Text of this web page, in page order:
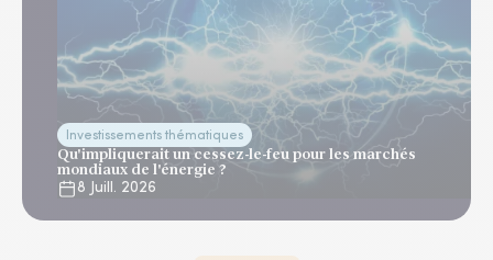
Investissements thématiques
Qu'impliquerait un cessez-le-feu pour les marchés
mondiaux de l'énergie ?
8 Juill. 2026